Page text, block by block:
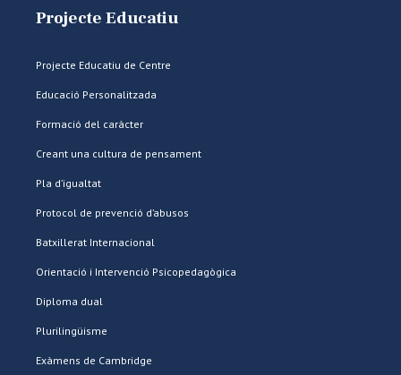
Projecte Educatiu
Projecte Educatiu de Centre
Educació Personalitzada
Formació del caràcter
Creant una cultura de pensament
Pla d’igualtat
Protocol de prevenció d’abusos
Batxillerat Internacional
Orientació i Intervenció Psicopedagògica
Diploma dual
Plurilingüisme
Exàmens de Cambridge